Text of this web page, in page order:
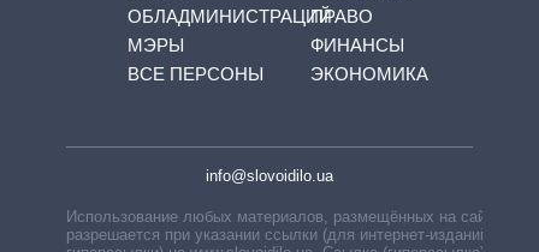
ОБЛАДМИНИСТРАЦИЙ
МЭРЫ
ВСЕ ПЕРСОНЫ
ПРАВО
ФИНАНСЫ
ЭКОНОМИКА
info@slovoidilo.ua
Использование любых материалов, размещённых на сайте,
разрешается при указании ссылки (для интернет-изданий —